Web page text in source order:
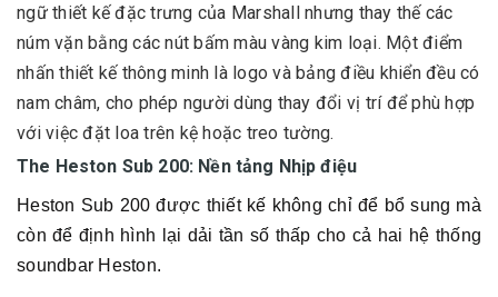
ngữ thiết kế đặc trưng của Marshall nhưng thay thế các
núm vặn bằng các nút bấm màu vàng kim loại. Một điểm
nhấn thiết kế thông minh là logo và bảng điều khiển đều có
nam châm, cho phép người dùng thay đổi vị trí để phù hợp
với việc đặt loa trên kệ hoặc treo tường.
The Heston Sub 200: Nền tảng Nhịp điệu
Heston Sub 200 được thiết kế không chỉ để bổ sung mà
còn để định hình lại dải tần số thấp cho cả hai hệ thống
soundbar Heston.